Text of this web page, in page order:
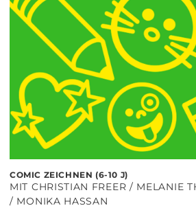
COMIC ZEICHNEN (6-10 J)
MIT CHRISTIAN FREER / MELANIE
/ MONIKA HASSAN